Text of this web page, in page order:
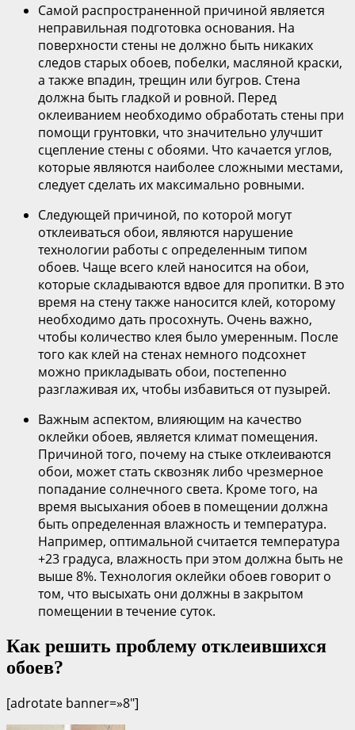
Самой распространенной причиной является
неправильная подготовка основания. На
поверхности стены не должно быть никаких
следов старых обоев, побелки, масляной краски,
а также впадин, трещин или бугров. Стена
должна быть гладкой и ровной. Перед
оклеиванием необходимо обработать стены при
помощи грунтовки, что значительно улучшит
сцепление стены с обоями. Что качается углов,
которые являются наиболее сложными местами,
следует сделать их максимально ровными.
Следующей причиной, по которой могут
отклеиваться обои, являются нарушение
технологии работы с определенным типом
обоев. Чаще всего клей наносится на обои,
которые складываются вдвое для пропитки. В это
время на стену также наносится клей, которому
необходимо дать просохнуть. Очень важно,
чтобы количество клея было умеренным. После
того как клей на стенах немного подсохнет
можно прикладывать обои, постепенно
разглаживая их, чтобы избавиться от пузырей.
Важным аспектом, влияющим на качество
оклейки обоев, является климат помещения.
Причиной того, почему на стыке отклеиваются
обои, может стать сквозняк либо чрезмерное
попадание солнечного света. Кроме того, на
время высыхания обоев в помещении должна
быть определенная влажность и температура.
Например, оптимальной считается температура
+23 градуса, влажность при этом должна быть не
выше 8%. Технология оклейки обоев говорит о
том, что высыхать они должны в закрытом
помещении в течение суток.
Как решить проблему отклеившихся
обоев?
[adrotate banner=»8″]